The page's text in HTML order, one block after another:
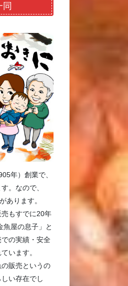
年）創業で、
。なので、
あります。
もすでに20年
魚屋の息子」と
の実績・安全
います。
の販売というの
い存在でし